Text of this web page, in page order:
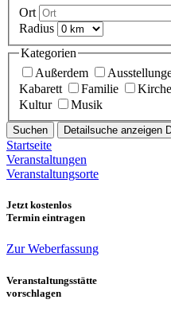
Ort
Radius
Kategorien
Außerdem
Kabarett
Familie
Kultur
Musik
Suchen Detailsuche anzeigen
Startseite
Veranstaltungen
Veranstaltungsorte
Jetzt kostenlos
Termin eintragen
Zur Weberfassung
Veranstaltungsstätte
vorschlagen